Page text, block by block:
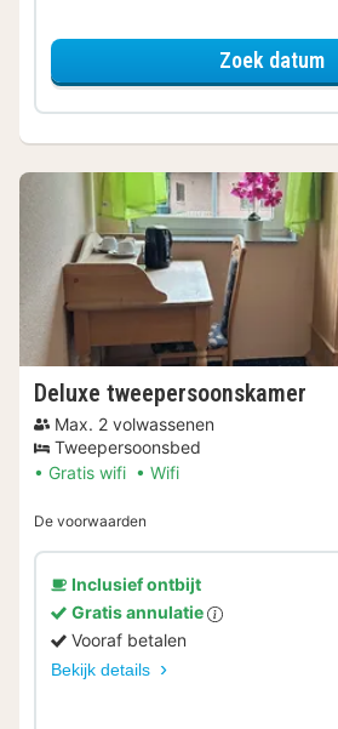
Zoek datum
Deluxe tweepersoonskamer
Max. 2 volwassenen
Tweepersoonsbed
Gratis wifi
Wifi
De voorwaarden
Inclusief ontbijt
Gratis annulatie
Vooraf betalen
Bekijk details